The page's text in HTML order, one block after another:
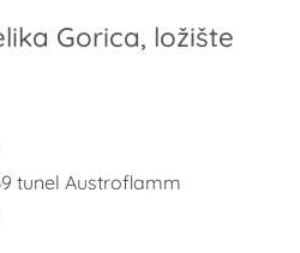
Gorica, ložište
tunel Austroflamm